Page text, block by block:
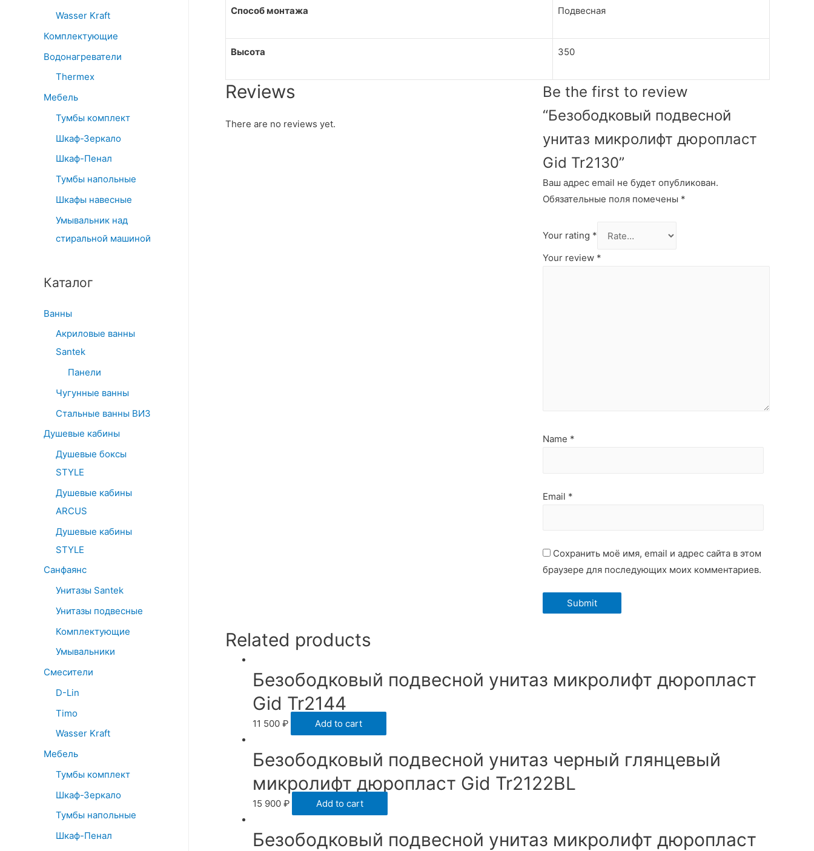
Wasser Kraft
Комплектующие
Водонагреватели
Thermex
Мебель
Тумбы комплект
Шкаф-Зеркало
Шкаф-Пенал
Тумбы напольные
Шкафы навесные
Умывальник над
стиральной машиной
Каталог
Ванны
Акриловые ванны
Santek
Панели
Чугунные ванны
Стальные ванны ВИЗ
Душевые кабины
Душевые боксы
STYLE
Душевые кабины
ARCUS
Душевые кабины
STYLE
Санфаянс
Унитазы Santek
Унитазы подвесные
Комплектующие
Умывальники
Смесители
D-Lin
Timo
Wasser Kraft
Мебель
Тумбы комплект
Шкаф-Зеркало
Тумбы напольные
Шкаф-Пенал
Способ монтажа Подвесная
Высота 350
Reviews
There are no reviews yet.
Be the first to review
“Безободковый подвесной
унитаз микролифт дюропласт
Gid Tr2130”
Ваш адрес email не будет опубликован.
Обязательные поля помечены *
Your rating *
Your review *
Name *
Email *
Сохранить моё имя, email и адрес сайта в этом
браузере для последующих моих комментариев.
Related products
Безободковый подвесной унитаз микролифт дюропласт
Gid Tr2144
11 500 ₽ Add to cart
Безободковый подвесной унитаз черный глянцевый
микролифт дюропласт Gid Tr2122BL
15 900 ₽ Add to cart
Безободковый подвесной унитаз микролифт дюропласт